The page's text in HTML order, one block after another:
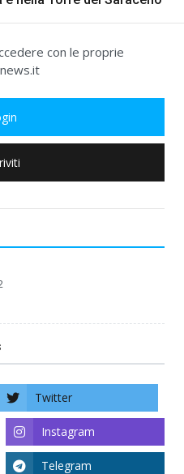
con le proprie
Twitter
Instagram
Telegram